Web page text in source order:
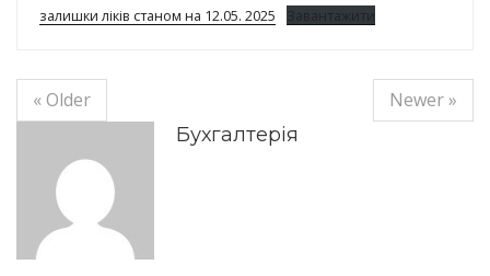
залишки ліків станом на 12.05. 2025 Завантажити
« Older
Newer »
Бухгалтерія